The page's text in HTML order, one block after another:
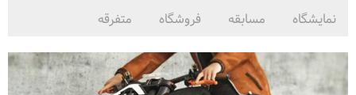
نمایشگاه
مسابقه فروشگاه متفرقه